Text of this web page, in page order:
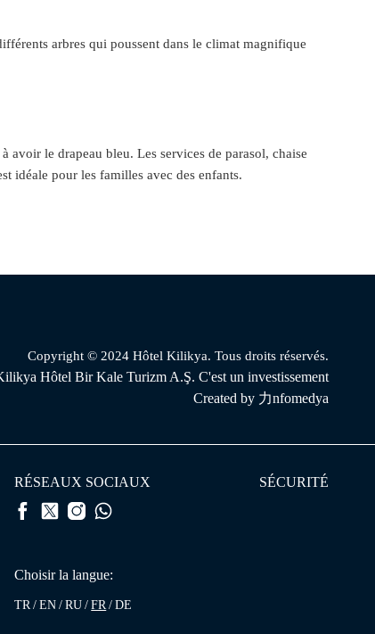
arbres qui poussent dans le climat magnifique
avoir le drapeau bleu. Les services de parasol, chaise
idéale pour les familles avec des enfants.
Copyright © 2024 Hôtel Kilikya. Tous droits réservés.
Hôtel Bir Kale Turizm A.Ş. C'est un investissement
Created by 力nfomedya
RÉSEAUX SOCIAUX
Choisir la langue:
TR EN RU FR DE
SÉCURITÉ